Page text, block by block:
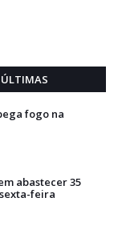
ÚLTIMAS
fogo na
abastecer 35
feira